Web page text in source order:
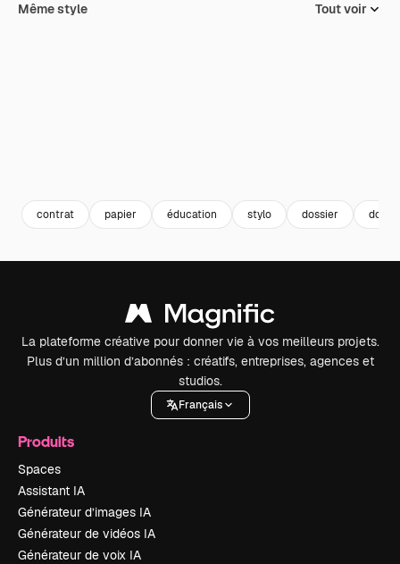
Même style Tout voir
contrat papier éducation stylo dossier
La plateforme créative pour donner vie à vos meilleurs projets.
Plus d’un million d’abonnés : créatifs, entreprises, agences et
studios.
Français
Produits
Spaces
Assistant IA
Générateur d’images IA
Générateur de vidéos IA
Générateur de voix IA